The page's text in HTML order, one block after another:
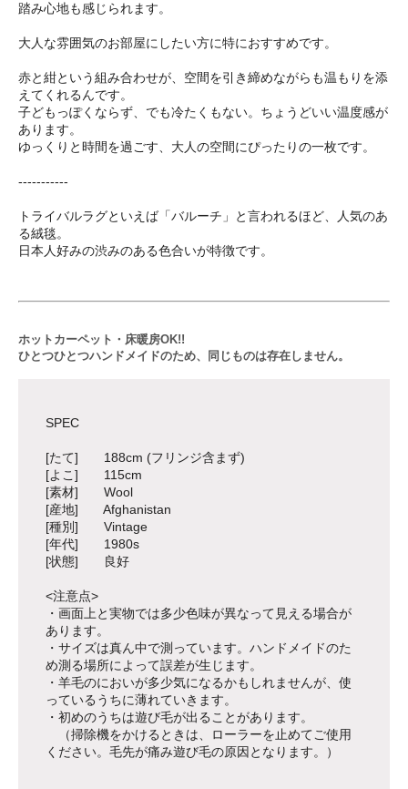
踏み心地も感じられます。
大人な雰囲気のお部屋にしたい方に特におすすめです。
赤と紺という組み合わせが、空間を引き締めながらも温もりを添
えてくれるんです。
子どもっぽくならず、でも冷たくもない。ちょうどいい温度感が
あります。
ゆっくりと時間を過ごす、大人の空間にぴったりの一枚です。
-----------
トライバルラグといえば「バルーチ」と言われるほど、人気のあ
る絨毯。
日本人好みの渋みのある色合いが特徴です。
ホットカーペット・床暖房OK!!
ひとつひとつハンドメイドのため、同じものは存在しません。
SPEC
[たて] 188cm (フリンジ含まず)
[よこ] 115cm
[素材] Wool
[産地] Afghanistan
[種別] Vintage
[年代] 1980s
[状態] 良好
<注意点>
・画面上と実物では多少色味が異なって見える場合が
あります。
・サイズは真ん中で測っています。ハンドメイドのた
め測る場所によって誤差が生じます。
・羊毛のにおいが多少気になるかもしれませんが、使
っているうちに薄れていきます。
・初めのうちは遊び毛が出ることがあります。
（掃除機をかけるときは、ローラーを止めてご使用
ください。毛先が痛み遊び毛の原因となります。）